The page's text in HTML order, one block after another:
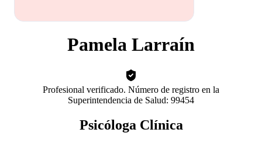
Pamela Larraín
Profesional verificado. Número de registro en la
Superintendencia de Salud: 99454
Psicóloga Clínica